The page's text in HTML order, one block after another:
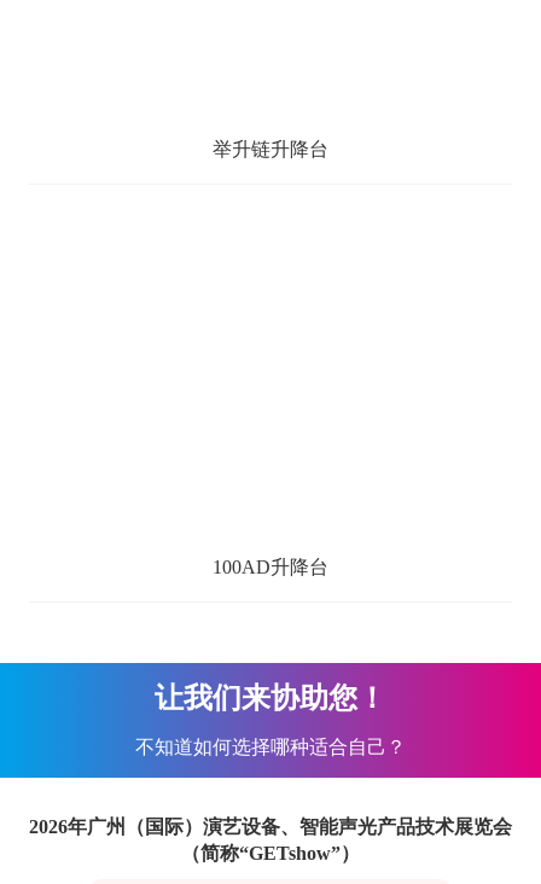
举升链升降台
100AD升降台
让我们来协助您！
不知道如何选择哪种适合自己？
2026年广州（国际）演艺设备、智能声光产品技术展览会
（简称“GETshow”）